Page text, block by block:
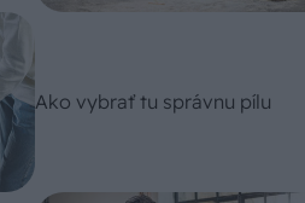
Ako vybrať tu správnu pílu